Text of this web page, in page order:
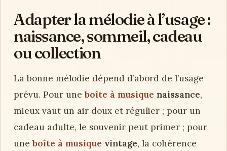
Adapter la mélodie à l’usage :
naissance, sommeil, cadeau
ou collection
La bonne mélodie dépend d’abord de l’usage
prévu. Pour uneboîte à musique naissance,
mieux vaut un air doux et régulier ; pour un
cadeau adulte, le souvenir peut primer ; pour
uneboîte à musique vintage, la cohérence